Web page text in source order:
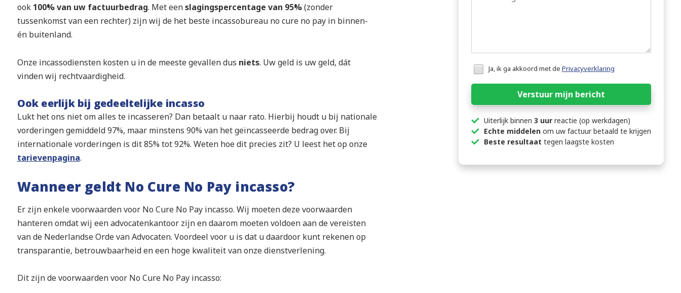
ook 100% van uw factuurbedrag. Met eenslagingspercentage van 95%(zonder
tussenkomst van een rechter) zijn wij de het beste incassobureau no cure no pay in binnen-
én buitenland.
Onze incassodiensten kosten u in de meeste gevallen dus niets. Uw geld is uw geld, dát
vinden wij rechtvaardigheid.
Ook eerlijk bij gedeeltelijke incasso
Lukt het ons niet om alles te incasseren? Dan betaalt u naar rato. Hierbij houdt u bij nationale
vorderingen gemiddeld 97%, maar minstens 90% van het geïncasseerde bedrag over. Bij
internationale vorderingen is dit 85% tot 92%. Weten hoe dit precies zit? U leest het op onze
tarievenpagina.
Wanneer geldt No Cure No Pay incasso?
Er zijn enkele voorwaarden voor No Cure No Pay incasso. Wij moeten deze voorwaarden
hanteren omdat wij een advocatenkantoor zijn en daarom moeten voldoen aan de vereisten
van de Nederlandse Orde van Advocaten. Voordeel voor u is dat u daardoor kunt rekenen op
transparantie, betrouwbaarheid en een hoge kwaliteit van onze dienstverlening.
Dit zijn de voorwaarden voor No Cure No Pay incasso:
Honeypot
data
Ja, ik ga akkoord met de Privacyverklaring
Verstuur mijn bericht
Uiterlijk binnen 3 uurreactie (op werkdagen)
Echte middelenom uw factuur betaald te krijgen
Beste resultaat tegen laagste kosten